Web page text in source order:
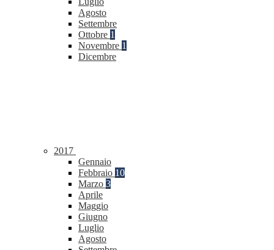
Agosto
Settembre
Ottobre 1
Novembre 1
Dicembre
2017
Gennaio
Febbraio 10
Marzo 3
Aprile
Maggio
Giugno
Luglio
Agosto